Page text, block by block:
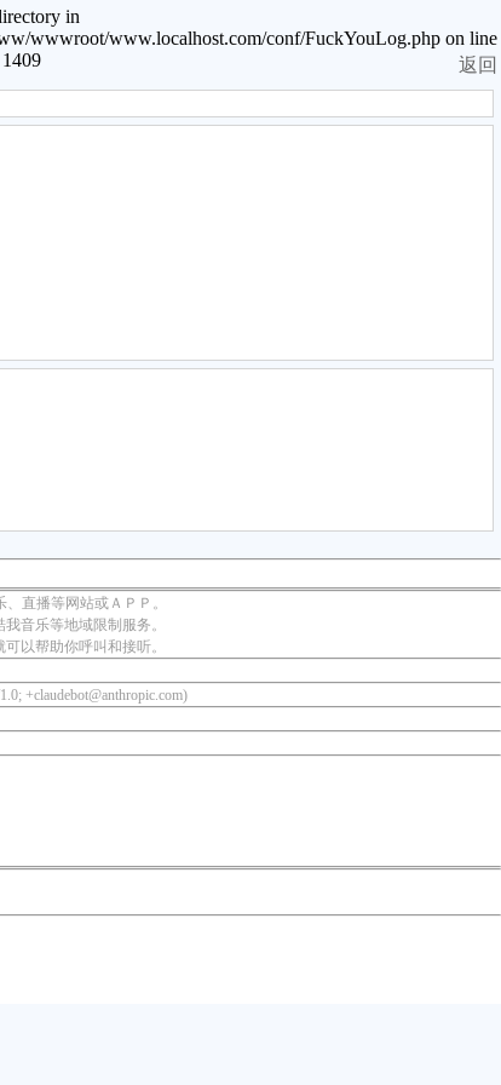
in
wwwroot/www.localhost.com/conf/FuckYouLog.php on line
返回
直播等网站或ＡＰＰ。
音乐等地域限制服务。
以帮助你呼叫和接听。
+claudebot@anthropic.com)